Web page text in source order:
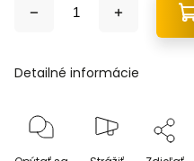
Detailné informácie